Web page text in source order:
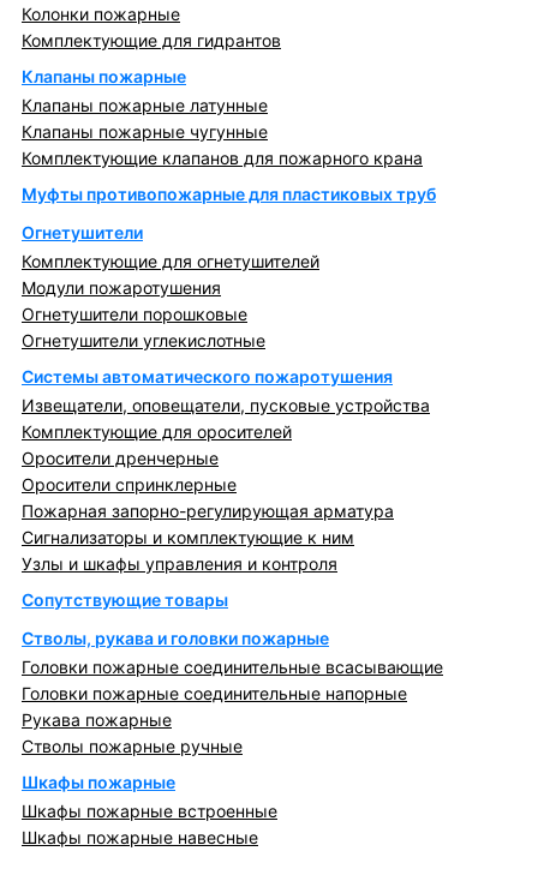
Колонки пожарные
Комплектующие для гидрантов
Клапаны пожарные
Клапаны пожарные латунные
Клапаны пожарные чугунные
Комплектующие клапанов для пожарного крана
Муфты противопожарные для пластиковых труб
Огнетушители
Комплектующие для огнетушителей
Модули пожаротушения
Огнетушители порошковые
Огнетушители углекислотные
Системы автоматического пожаротушения
Извещатели, оповещатели, пусковые устройства
Комплектующие для оросителей
Оросители дренчерные
Оросители спринклерные
Пожарная запорно-регулирующая арматура
Сигнализаторы и комплектующие к ним
Узлы и шкафы управления и контроля
Сопутствующие товары
Стволы, рукава и головки пожарные
Головки пожарные соединительные всасывающие
Головки пожарные соединительные напорные
Рукава пожарные
Стволы пожарные ручные
Шкафы пожарные
Шкафы пожарные встроенные
Шкафы пожарные навесные